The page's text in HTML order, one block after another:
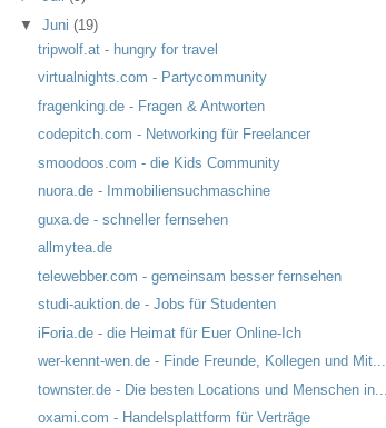
▼ Juni (19)
tripwolf.at - hungry for travel
virtualnights.com - Partycommunity
fragenking.de - Fragen & Antworten
codepitch.com - Networking für Freelancer
smoodoos.com - die Kids Community
nuora.de - Immobiliensuchmaschine
guxa.de - schneller fernsehen
allmytea.de
telewebber.com - gemeinsam besser fernsehen
studi-auktion.de - Jobs für Studenten
iForia.de - die Heimat für Euer Online-Ich
wer-kennt-wen.de - Finde Freunde, Kollegen und Mit...
townster.de - Die besten Locations und Menschen in...
oxami.com - Handelsplattform für Verträge